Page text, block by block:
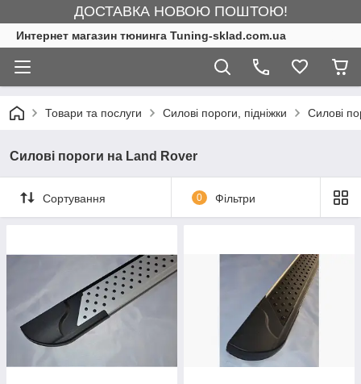
ДОСТАВКА НОВОЮ ПОШТОЮ!
Интернет магазин тюнинга Tuning-sklad.com.ua
Товари та послуги Силові пороги, підніжки Силові
Силові пороги на Land Rover
Сортування 0 Фільтри